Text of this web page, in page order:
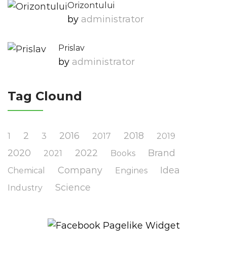
Orizontului
by Administrator
Prislav
by Administrator
Tag Clound
1 2 3 2016 2017 2018 2019
2020 2021 2022 Books Brand
Chemical Company Engines Idea
Industry Science